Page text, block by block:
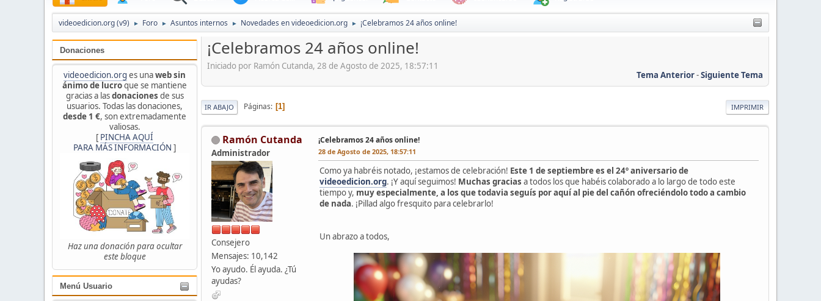
videoedicion.org (v9) ► Foro ► Asuntos internos ► Novedades en videoedicion.org ► ¡Celebramos 24 años online!
Donaciones
videoedicion.org es unaweb sin
ánimo de lucroque se mantiene
gracias a lasdonaciones de sus
usuarios. Todas las donaciones,
desde 1 €, son extremadamente
valiosas.
[ PINCHA AQUÍ
PARA MÁS INFORMACIÓN ]
Haz una donación para ocultar
este bloque
Menú Usuario
¡Celebramos 24 años online!
Iniciado por Ramón Cutanda, 28 de Agosto de 2025, 18:57:11
Tema Anterior-Siguiente Tema
IMPRIMIR
IR ABAJO Páginas 1
Ramón Cutanda
Administrador
Consejero
Mensajes: 10,142
Yo ayudo. Él ayuda. ¿Tú
ayudas?
¡Celebramos 24 años online!
28 de Agosto de 2025, 18:57:11
Como ya habréis notado, ¡estamos de celebración! Este 1 de septiembre es el 24º aniversario de
videoedicion.org. ¡Y aquí seguimos! Muchas gracias a todos los que habéis colaborado a lo largo de todo este
tiempo y, muy especialmente, a los que todavia seguís por aquí al pie del cañón ofreciéndolo todo a cambio
de nada. ¡Pillad algo fresquito para celebrarlo!
Un abrazo a todos,